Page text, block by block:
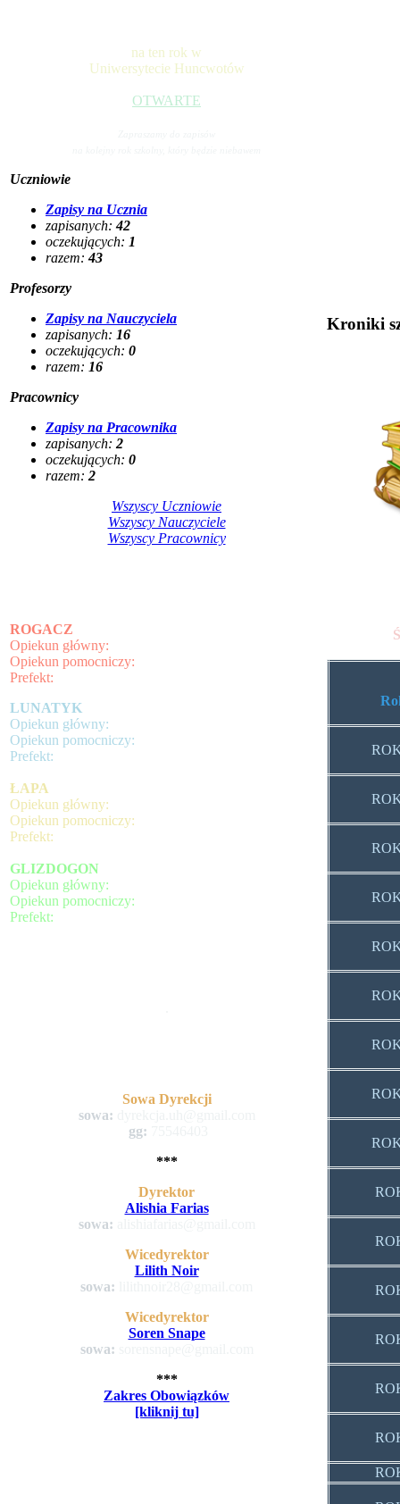
na ten rok w
Uniwersytecie Huncwotów
OTWARTE
Uczniowie
Zapisy na Ucznia
zapisanych:42
oczekujących: 1
razem:43
Profesorzy
Zapisy na Nauczyciela
zapisanych: 16
oczekujących: 0
razem: 16
Pracownicy
Zapisy na Pracownika
zapisanych: 2
oczekujących: 0
razem: 2
Wszyscy Uczniowie
Wszyscy Nauczyciele
Wszyscy Pracownicy
ROGACZ
Opiekun główny:
Opiekun pomocniczy:
Prefekt:
LUNATYK
Opiekun główny:
Opiekun pomocniczy:
Prefekt:
ŁAPA
Opiekun główny:
Opiekun pomocniczy:
Prefekt:
GLIZDOGON
Opiekun główny:
Opiekun pomocniczy:
Prefekt:
Sowa Dyrekcji
sowa:
gg:
***
Dyrektor
Alishia Farias
sowa:
Wicedyrektor
Lilith Noir
sowa:
Wicedyrektor
Soren Snape
sowa:
***
Zakres Obowiązków
[kliknij tu]
Kroniki